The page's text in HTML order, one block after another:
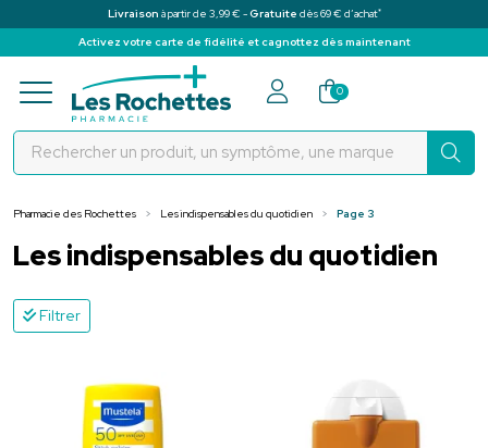
Livraison à partir de 3,99 € -Gratuite dès 69 € d’achat*
Activez votre carte de fidélité et cagnottez dès maintenant
Pharmacie des Rochettes Votre
0
Pharmacie des Rochettes Les indispensables du quotidien Page 3
Les indispensables du quotidien
Filtrer